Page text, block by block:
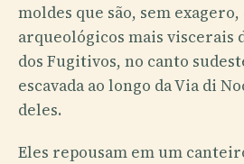
moldes que são, sem
arqueológicos mais viscerais
dos Fugitivos, no canto
escavada ao longo da Via di
deles.
Eles repousam em um